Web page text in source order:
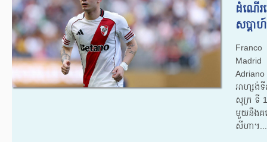
ដំណើរ
សប្តា
Franco
អាហ្សង់ទី
សុក្រ ទី 1
មួយនឹងគ
សីហា។...